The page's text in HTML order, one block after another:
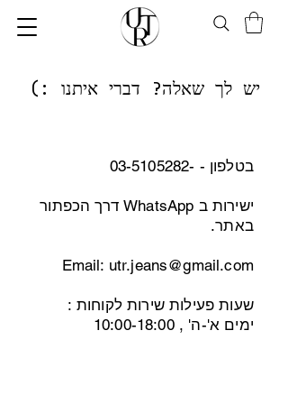
יש לך שאלה? דברי איתנו :)
בטלפון - -03-5105282
ישירות ב WhatsApp דרך הכפתור
באתר.
Email: utr.jeans@gmail.com
שעות פעילות שירות לקוחות :
ימים א'-ה' , 10:00-18:00